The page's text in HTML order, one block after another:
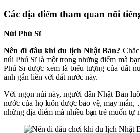
Các địa điểm tham quan nổi
Núi Phú Sĩ
Nên đi đâu khi du lịch Nhật Bản?
núi Phú Sĩ là một trong những điểm mà
Phú Sĩ được xem là biểu tượng của đất
ảnh gắn liền với đất nước này.
Với ngọn núi này, người dân Nhật Bản
nước của họ luôn được bảo vệ, may
những địa điểm mà nhiều bạn trẻ muốn tự